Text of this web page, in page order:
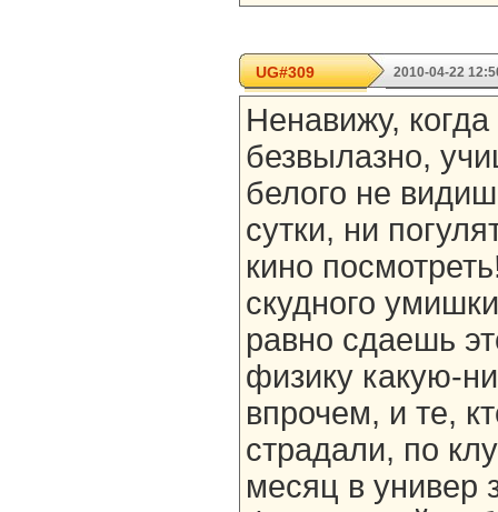
UG#309 2010-04-22
Ненавижу,
безвылазно,
белого не
сутки, ни
кино
скудного
равно сдаешь
физику какую-
впрочем, и те,
страдали, по
месяц в универ